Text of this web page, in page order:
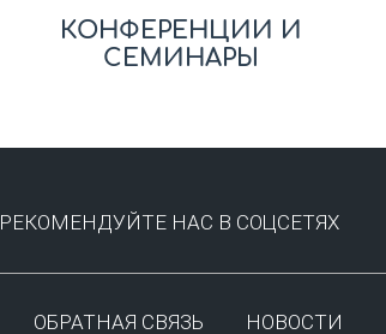
КОНФЕРЕНЦИИ И
СЕМИНАРЫ
РЕКОМЕНДУЙТЕ НАС В СОЦСЕТЯХ
ОБРАТНАЯ СВЯЗЬ НОВОСТИ